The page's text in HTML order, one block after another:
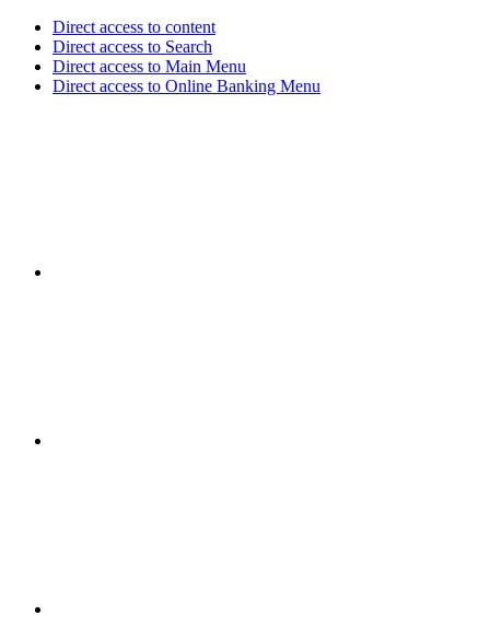
Direct access to content
Direct access to Search
Direct access to Main Menu
Direct access to Online Banking Menu